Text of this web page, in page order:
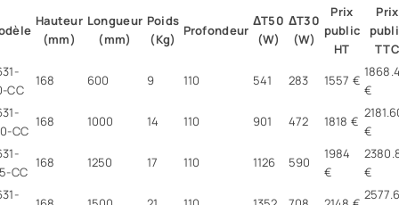
Hauteur
(mm)
Longueur
(mm)
Poids
(Kg)
Profondeur
ΔT50
(W)
ΔT30
(W)
Prix
public
HT
Prix
TTC
CC
168 600 9 110 541 283 1557 €
€
CC
168 1000 14 110 901 472 1818 €
€
CC
168 1250 17 110 1126 590
1984
€
€